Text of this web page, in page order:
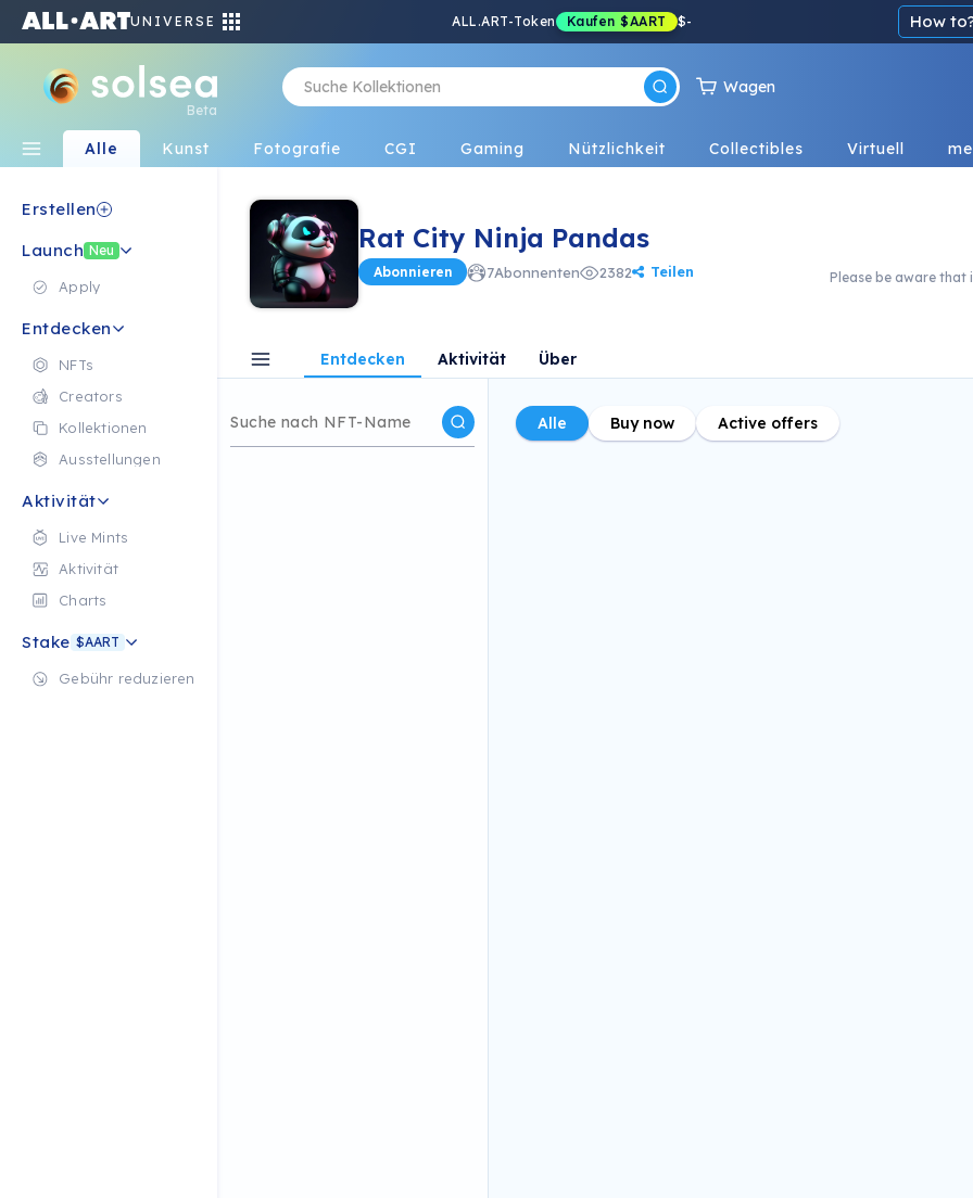
UNIVERSE ALL.ART-Token Kaufen $AART $- How
Beta
Wagen
Alle Kunst Fotografie CGI Gaming Nützlichkeit Collectibles Virtuell
Erstellen
Launch Neu
Apply
Entdecken
NFTs
Creators
Kollektionen
Ausstellungen
Aktivität
Live Mints
Aktivität
Charts
Stake $AART
Gebühr reduzieren
Rat City Ninja Pandas
Abonnieren 7Abonnenten 2382 Teilen Please be aware that
Entdecken Aktivität Über
Alle Buy now Active offers